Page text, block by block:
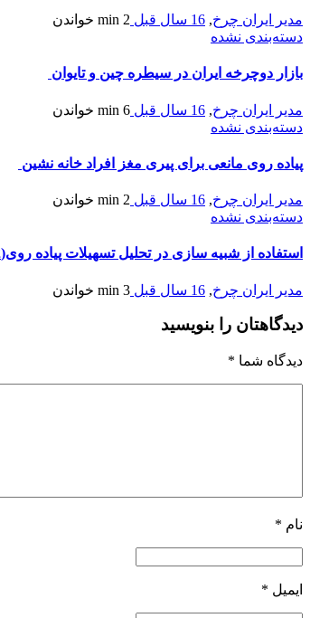
مدیر ایران چرخ, 16 سال قبل 2 min
خواندن
دسته‌بندی نشده
بازار دوچرخه ايران در سيطره چين و تايوان
مدیر ایران چرخ, 16 سال قبل 6 min
خواندن
دسته‌بندی نشده
پیاده روی مانعی برای پیری مغز افراد خانه نشین
مدیر ایران چرخ, 16 سال قبل 2 min
خواندن
دسته‌بندی نشده
استفاده از شبیه سازی در تحلیل تسهیلات پیاده روی(2)
مدیر ایران چرخ, 16 سال قبل 3 min خواندن
دیدگاهتان را بنویسید
دیدگاه شما *
نام *
ایمیل *